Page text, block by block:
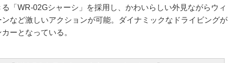
「WR-02Gシャーシ」を採用し、かわいらしい外見ながらウィ
ンなど激しいアクションが可能。ダイナミックなドライビングが
ーとなっている。